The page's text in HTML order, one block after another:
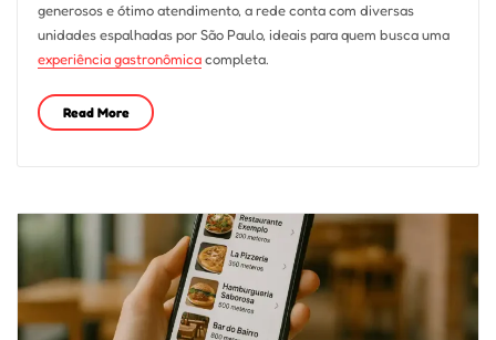
generosos e ótimo atendimento, a rede conta com diversas
unidades espalhadas por São Paulo, ideais para quem busca uma
experiência gastronômicacompleta.
Read More